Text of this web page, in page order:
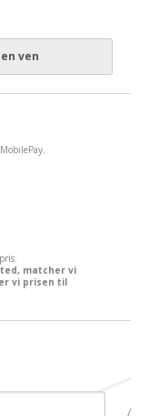
ven
matcher vi
vi prisen til